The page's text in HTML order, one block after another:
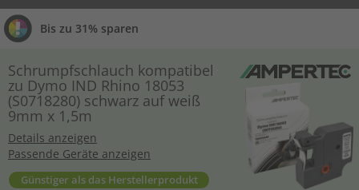
Bis zu 31% sparen
Schrumpfschlauch kompatibel
zu Dymo IND Rhino 18053
(S0718280) schwarz auf weiß
9mm x 1,5m
Details anzeigen
Passende Geräte anzeigen
Günstiger als das Herstellerprodukt